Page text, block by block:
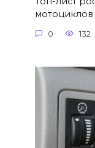
мотоциклов
0 132